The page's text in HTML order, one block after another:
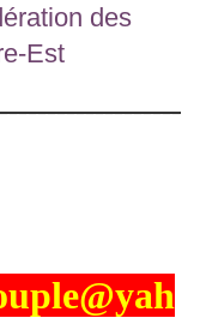
des
Est